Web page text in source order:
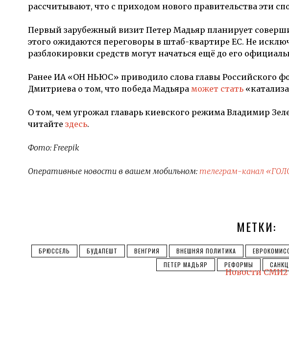
рассчитывают, что с приходом нового правительства эти
Первый зарубежный визит Петер Мадьяр планирует
этого ожидаются переговоры в штаб-квартире ЕС. Не
разблокировки средств могут начаться ещё до его
Ранее ИА «ОН НЬЮС» приводило слова главы Российского
Дмитриева о том, что победа Мадьяра может стать
О том, чем угрожал главарь киевского режима Владимир
читайте здесь.
Фото: Freepik
Оперативные новости в вашем мобильном: телеграм-канал
МЕТКИ:
БРЮССЕЛЬ БУДАПЕШТ ВЕНГРИЯ ВНЕШНЯЯ ПОЛИТИКА
ПЕТЕР МАДЬЯР
РЕФОРМЫ
Новости СМИ2